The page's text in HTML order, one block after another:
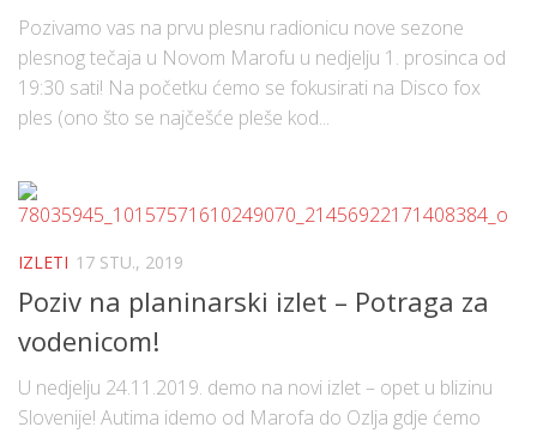
Pozivamo vas na prvu plesnu radionicu nove sezone
plesnog tečaja u Novom Marofu u nedjelju 1. prosinca od
19:30 sati! Na početku ćemo se fokusirati na Disco fox
ples (ono što se najčešće pleše kod...
IZLETI 17 STU., 2019
Poziv na planinarski izlet – Potraga za
vodenicom!
U nedjelju 24.11.2019. demo na novi izlet – opet u blizinu
Slovenije! Autima idemo od Marofa do Ozlja gdje ćemo